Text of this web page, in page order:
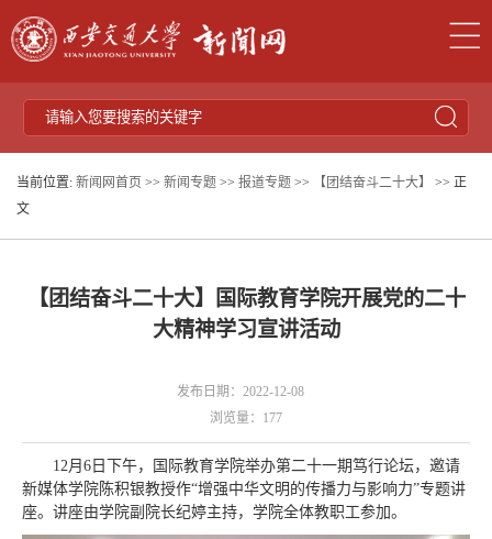
当前位置: 新闻网首页 >> 新闻专题 >> 报道专题 >> 【团结奋斗二十大】
>> 正
文
【团结奋斗二十大】国际教育学院开展党的二十
大精神学习宣讲活动
发布日期：2022-12-08
浏览量： 177
12月6日下午，国际教育学院举办第二十一期笃行论坛，邀请
新媒体学院陈积银教授作“增强中华文明的传播力与影响力”专题讲
座。讲座由学院副院长纪婷主持，学院全体教职工参加。